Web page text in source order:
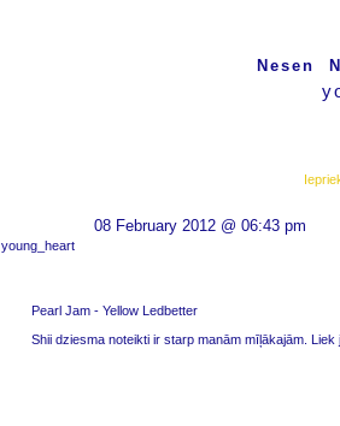
Nesen
young_heart
08 February 2012 @ 06:43 pm
Pearl Jam - Yellow Ledbetter
Shii dziesma noteikti ir starp manām mīļākajām.